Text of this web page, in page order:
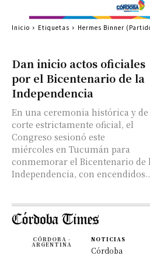
Dan inicio actos oficiales
por el Bicentenario de la
Independencia
En una ceremonia histórica y de
corte estrictamente oficial, el
Congreso sesionó este
miércoles en Tucumán para
conmemorar el Bicentenario de
Independencia, con
Inicio Etiquetas Hermes Binner
CÓRDOBA -
ARGENTINA
NOTICIAS
Córdoba